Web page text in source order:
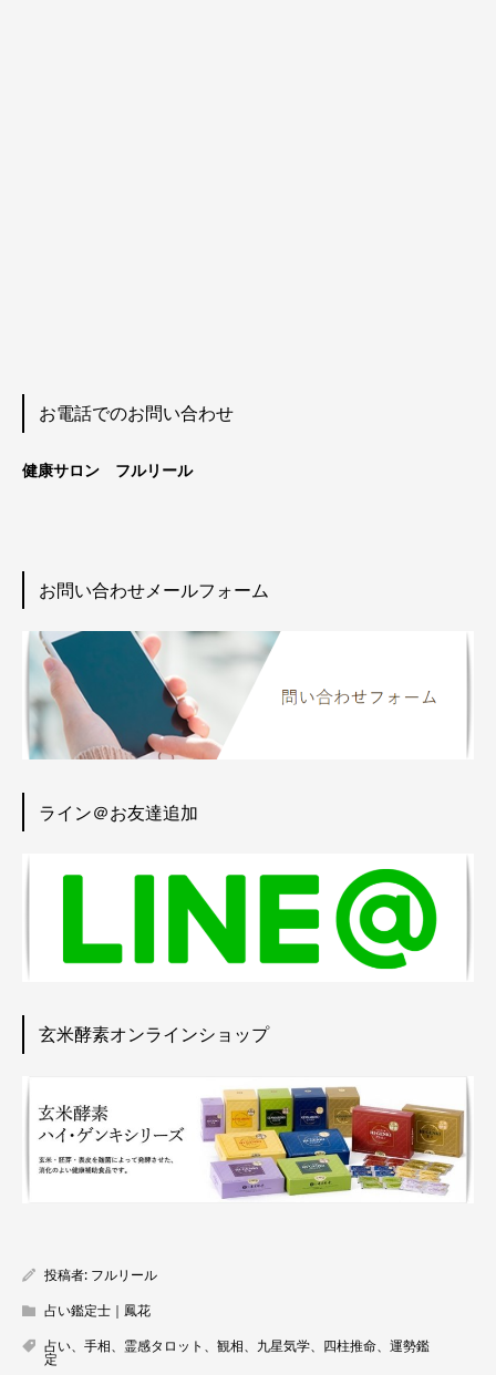
お電話でのお問い合わせ
健康サロン フルリール
お問い合わせメールフォーム
ライン＠お友達追加
玄米酵素オンラインショップ
投稿者: フルリール
占い鑑定士｜鳳花
占い、手相、霊感タロット、観相、九星気学、四柱推命、運勢鑑
定